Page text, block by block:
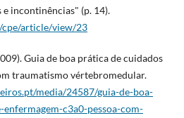
incontinências" (p. 14).
cpe/article/view/23
Guia de boa prática de cuidados
traumatismo vértebro­medular.
media/24587/guia-de-boa-
c3a0-pessoa-com-